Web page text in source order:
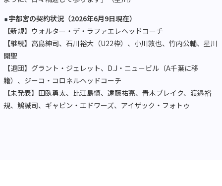
宇都宮の契約状況（2026年6月9日現在）
【新規】ウォルター・デ・ラファエレヘッドコーチ
【継続】高島紳司、石川裕大（U22枠）、小川敦也、竹内公輔、星川
開聖
【退団】グラント・ジェレット、D.J・ニュービル（A千葉に移
籍）、ジーコ・コロネルヘッドコーチ
【未発表】田臥勇太、比江島慎、遠藤祐亮、青木ブレイク、渡邉裕
規、鵤誠司、ギャビン・エドワーズ、アイザック・フォトゥ